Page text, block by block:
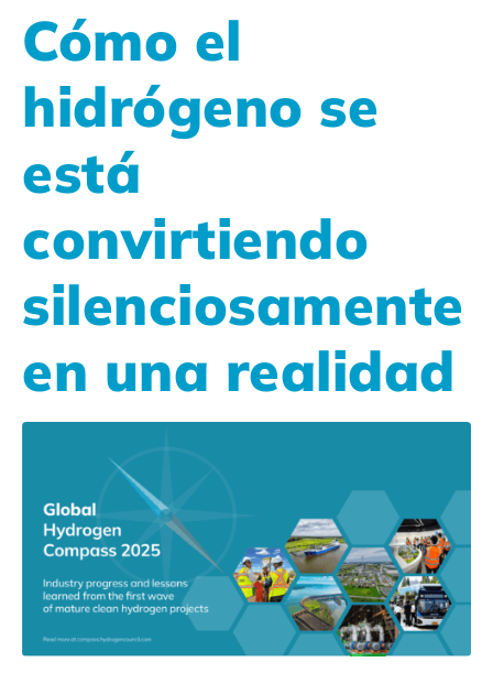
Cómo el
hidrógeno se
está
convirtiendo
silenciosamente
en una realidad